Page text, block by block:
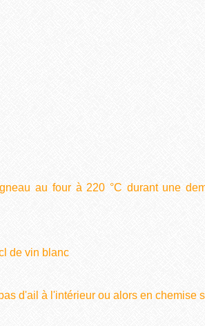
au four à 220 °C durant une
de vin blanc
d'ail à l'intérieur ou alors en chemise